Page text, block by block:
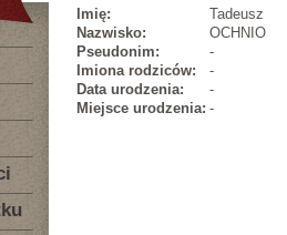
Imię:
Tadeusz
Nazwisko:
OCHNIO
Pseudonim:
-
Imiona rodziców:
-
Data urodzenia:
-
Miejsce urodzenia: -